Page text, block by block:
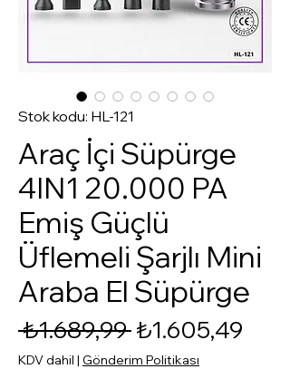
Stok kodu: HL-121
Araç İçi Süpürge
4IN1 20.000 PA
Emiş Güçlü
Üflemeli Şarjlı Mini
Araba El Süpürge
₺1.689,99 Normal Fiyat
₺1.605,49
KDV dahil | Gönderim Politikası